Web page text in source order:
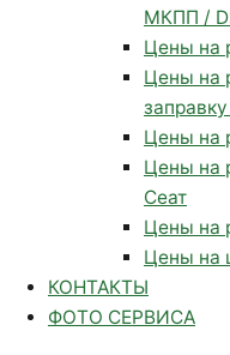
МКПП /
Цены на
Цены на
Цены на
Цены на
Сеат
Цены на
Цены на
КОНТАКТЫ
ФОТО СЕРВИСА